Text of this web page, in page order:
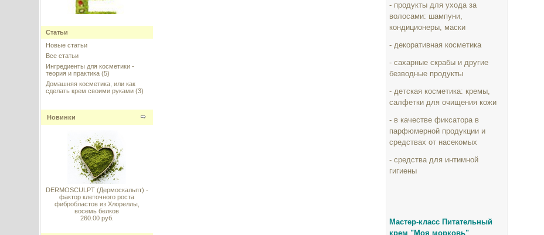
стабильный) DL–alpha
Tocopheryl Acetate 98%
Жожоба Голден масло
---------
BADD (bis-aminopropyl diglycol
Статьи
Новые статьи
Все статьи
Ингредиенты для косметики -
теория и практика(5)
Домашняя косметика, или как
сделать крем своими руками(3)
Новинки
DERMOSCULPT (Дермоскальпт) -
фактор клеточного роста
фибробластов из Хлореллы,
восемь белков
260.00 руб.
- продукты для ухода за
волосами: шампуни,
кондиционеры, маски
- декоративная косметика
- сахарные скрабы и другие
безводные продукты
- детская косметика: кремы,
салфетки для очищения кожи
- в качестве фиксатора в
парфюмерной продукции и
средствах от насекомых
- средства для интимной
гигиены
Мастер-класс Питательный
крем "Моя морковь"